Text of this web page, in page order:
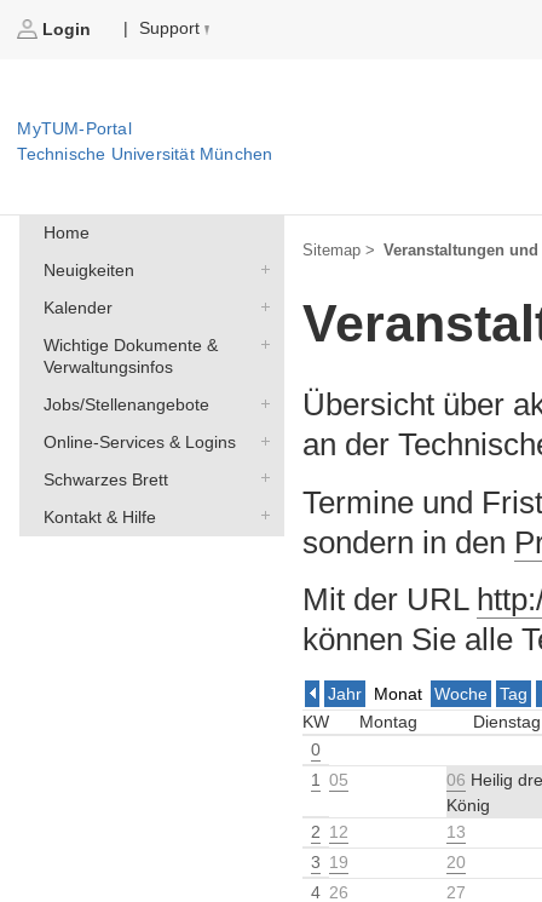
Login | Support
MyTUM-Portal
Technische Universität München
Home
Neuigkeiten
Kalender
Wichtige Dokumente &
Verwaltungsinfos
Jobs/Stellenangebote
Online-Services & Logins
Schwarzes Brett
Kontakt & Hilfe
Sitemap > Veranstaltungen
Übersicht über
an der
Termine und
sondern in den
Mit der URL
können Sie alle
Jahr Monat Woche
Tag
KW
Montag
Dienstag
0
1 05 06 Heilig
König
2 12
13
3 19
20
4 26 27